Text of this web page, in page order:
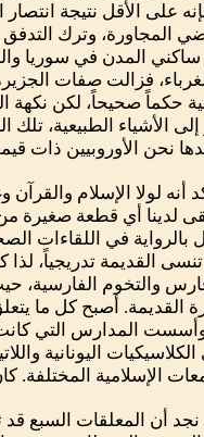
فإنه على الأقل نتيجة
المجاورة، وترك
المدن في سوريا
فزالت صفات
حكماً صحيحاً، لكن
إلى الأشياء الطبيعية،
نحن الأوروبيين ذات
لولا الإسلام
لدينا أي قطعة صغيرة
بالرواية في اللقاءات
القديمة تدريجياً، لذا
والتخوم
القديمة. أصبح كل ما
وأسست المدارس التي
على الكلاسيكيات
الإسلامية المختلفة.
أن المعلقات السبع قد